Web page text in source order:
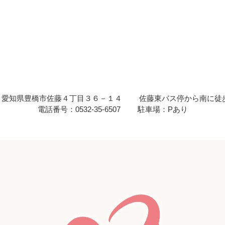
知県豊橋市佐藤４丁目３６－１４
佐藤東バス停から南に徒
電話番号：0532-35-6507
駐車場：Pあり